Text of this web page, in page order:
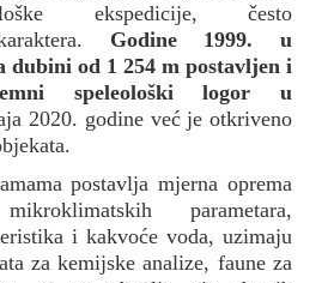
ekspedicije, često
Godine
1999. u
dubini od 1 254 m postavljen i
speleološki logor u
2020. godine već je otkriveno
postavlja mjerna oprema
parametara,
i kakvoće voda, uzimaju
za kemijske analize, faune za